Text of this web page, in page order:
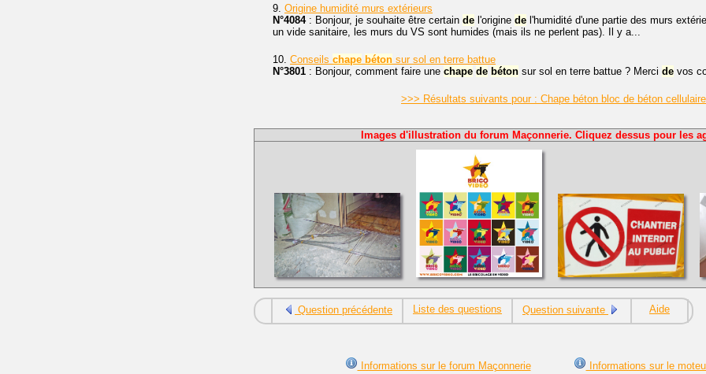
9. Origine humidité murs extérieurs
N°4084: Bonjour, je souhaite être certain de l'origine de l'humidité d'une partie des murs
un vide sanitaire, les murs du VS sont humides (mais ils ne perlent pas). Il y a...
10. Conseils chape béton sur sol en terre battue
N°3801 : Bonjour, comment faire une chape de béton sur sol en terre battue ? Merci de vos
>>> Résultats suivants pour : Chape béton bloc de béton
Images d'illustration du forum Maçonnerie. Cliquez dessus pour les
Question précédente Liste des questions Question suivante Aide
Informations sur le forum Maçonnerie Informations sur le